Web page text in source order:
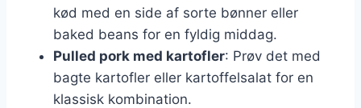
kød med en side af sorte bønner eller
baked beans for en fyldig middag.
Pulled pork med kartofler: Prøv det med
bagte kartofler eller kartoffelsalat for en
klassisk kombination.